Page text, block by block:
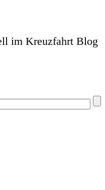
im Kreuzfahrt Blog